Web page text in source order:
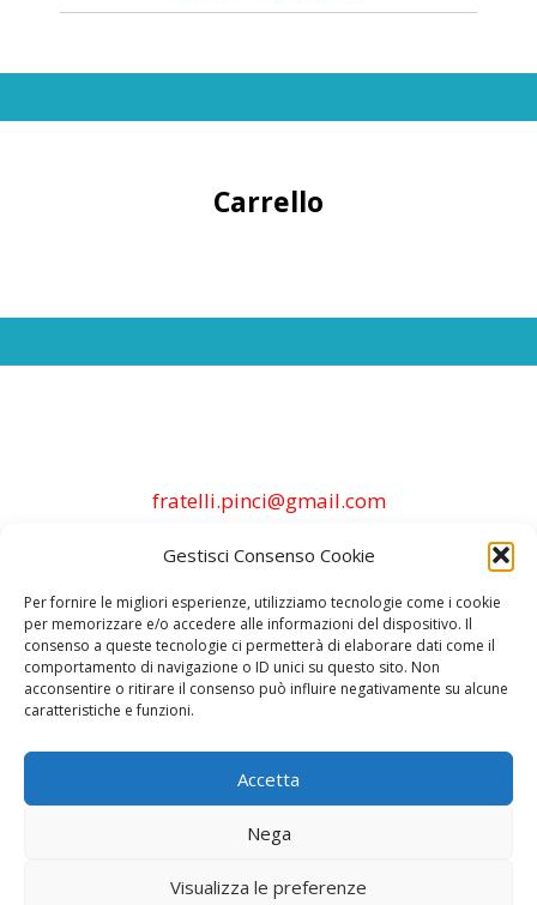
Gestisci Consenso Cookie
Per fornire le migliori esperienze, utilizziamo tecnologie come i cookie
per memorizzare e/o accedere alle informazioni del dispositivo. Il
consenso a queste tecnologie ci permetterà di elaborare dati come il
comportamento di navigazione o ID unici su questo sito. Non
acconsentire o ritirare il consenso può influire negativamente su alcune
caratteristiche e funzioni.
Accetta
Nega
Visualizza le preferenze
Carrello
fratelli.pinci@gmail.com